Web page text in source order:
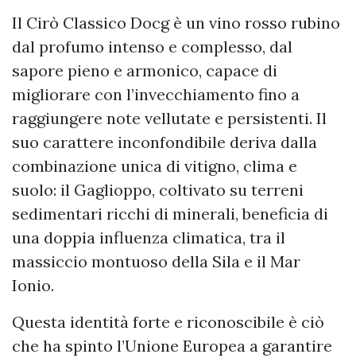
Il Cirò Classico Docg è un vino rosso rubino
dal profumo intenso e complesso, dal
sapore pieno e armonico, capace di
migliorare con l’invecchiamento fino a
raggiungere note vellutate e persistenti. Il
suo carattere inconfondibile deriva dalla
combinazione unica di vitigno, clima e
suolo: il Gaglioppo, coltivato su terreni
sedimentari ricchi di minerali, beneficia di
una doppia influenza climatica, tra il
massiccio montuoso della Sila e il Mar
Ionio.
Questa identità forte e riconoscibile è ciò
che ha spinto l’Unione Europea a garantire